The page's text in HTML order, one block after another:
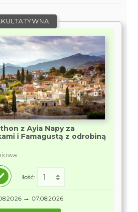
z Ayia Napy za
i Famagustą z odrobiną
Ilość:
→ 07.08.2026